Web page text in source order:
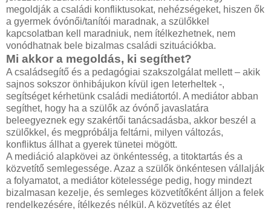
megoldják a családi konfliktusokat, nehézségeket, hiszen ők
a gyermek óvónői/tanítói maradnak, a szülőkkel
kapcsolatban kell maradniuk, nem ítélkezhetnek, nem
vonódhatnak bele bizalmas családi szituációkba.
Mi akkor a megoldás, ki segíthet?
A családsegítő és a pedagógiai szakszolgálat mellett – akik
sajnos sokszor önhibájukon kívül igen leterheltek -,
segítséget kérhetünk családi mediátortól. A mediátor abban
segíthet, hogy ha a szülők az óvónő javaslatára
beleegyeznek egy szakértői tanácsadásba, akkor beszél a
szülőkkel, és megpróbálja feltárni, milyen változás,
konfliktus állhat a gyerek tünetei mögött.
A mediáció alapkövei az önkéntesség, a titoktartás és a
közvetítő semlegessége. Azaz a szülők önkéntesen vállalják
a folyamatot, a mediátor kötelessége pedig, hogy mindezt
bizalmasan kezelje, és semleges közvetítőként álljon a felek
rendelkezésére, ítélkezés nélkül. A közvetítés az élet